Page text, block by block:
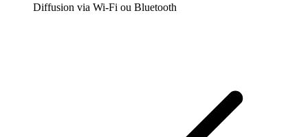
Diffusion via Wi-Fi ou Bluetooth